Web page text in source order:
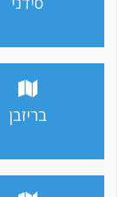
בריזבן